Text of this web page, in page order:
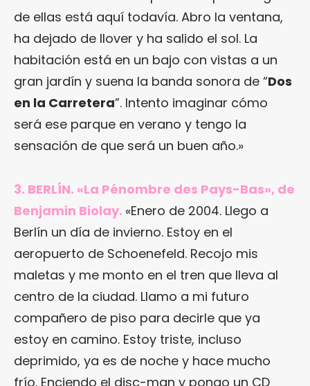
de ellas está aquí todavía. Abro la ventana,
ha dejado de llover y ha salido el sol. La
habitación está en un bajo con vistas a un
gran jardín y suena la banda sonora de “Dos
en la Carretera”. Intento imaginar cómo
será ese parque en verano y tengo la
sensación de que será un buen año.»
3. BERLÍN. «La Pénombre des Pays-Bas», de
Benjamin Biolay. «Enero de 2004. Llego a
Berlín un día de invierno. Estoy en el
aeropuerto de Schoenefeld. Recojo mis
maletas y me monto en el tren que lleva al
centro de la ciudad. Llamo a mi futuro
compañero de piso para decirle que ya
estoy en camino. Estoy triste, incluso
deprimido, ya es de noche y hace mucho
frío. Enciendo el disc-man y pongo un CD